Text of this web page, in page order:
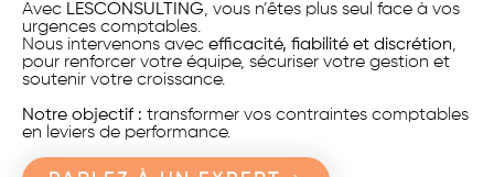
Avec LESCONSULTING, vous n’êtes plus seul face à vos
urgences comptables.
Nous intervenons avec efficacité, fiabilité et discrétion,
pour renforcer votre équipe, sécuriser votre gestion et
soutenir votre croissance.
Notre objectif : transformer vos contraintes comptables
en leviers de performance.